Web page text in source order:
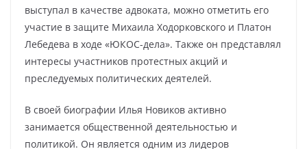
выступал в качестве адвоката, можно отметить его
участие в защите Михаила Ходорковского и Платон
Лебедева в ходе «ЮКОС-дела». Также он представлял
интересы участников протестных акций и
преследуемых политических деятелей.
В своей биографии Илья Новиков активно
занимается общественной деятельностью и
политикой. Он является одним из лидеров